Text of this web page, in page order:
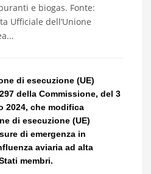
e biogas. Fonte:
Ufficiale dell’Unione
di esecuzione (UE)
della Commissione, del 3
2024, che modifica
di esecuzione (UE)
di emergenza in
aviaria ad alta
membri.